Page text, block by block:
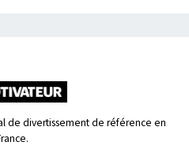
de divertissement de référence en